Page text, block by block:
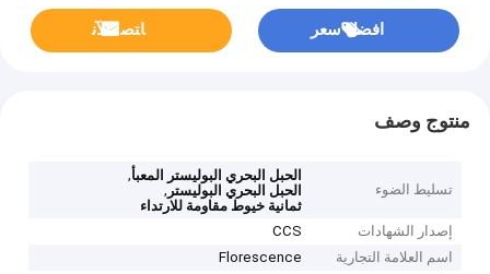
افضل سعر ﺎﺘﺼﻟ ﺍﻶﻧ
منتوج وصف
تسليط الضوء
الحبل البحري البوليستر المعبأ,
الحبل البحري البوليستر ,
ثمانية خيوط مقاومة للارتداء
إصدار الشهادات
CCS
اسم العلامة التجارية
Florescence